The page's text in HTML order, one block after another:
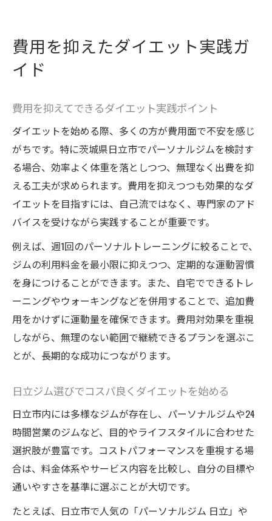
費用を抑えたダイエット実践ガ
イド
費用を抑えてできるダイエット実践ポイント
ダイエットを始める際、多くの方が費用面で不安を感じ
がちです。特に茨城県日立市でパーソナルジムを検討す
る場合、効率よく体重を落としつつ、無理なく出費を抑
える工夫が求められます。費用を抑えつつも効果的なダ
イエットを目指すには、自己流ではなく、専門家のアド
バイスを受けながら実践することが重要です。
例えば、週1回のパーソナルトレーニングに絞ることで、
ジムの利用料金を最小限に抑えつつ、定期的な運動習慣
を身につけることができます。また、自宅でできるトレ
ーニングやウォーキングなどを併用することで、追加費
用をかけずに運動量を確保できます。費用対効果を重視
しながら、無理のない範囲で継続できるプランを選ぶこ
とが、長期的な成功につながります。
日立ジム選びでコスパ良くダイエットを始める
日立市内には多様なジムが存在し、パーソナルジムや24
時間営業のジムなど、目的やライフスタイルに合わせた
選択肢が豊富です。コストパフォーマンスを重視する場
合は、料金体系やサービス内容を比較し、自分の目標や
通いやすさを基準に選ぶことが大切です。
たとえば、日立市で人気の「パーソナルジム 日立」や